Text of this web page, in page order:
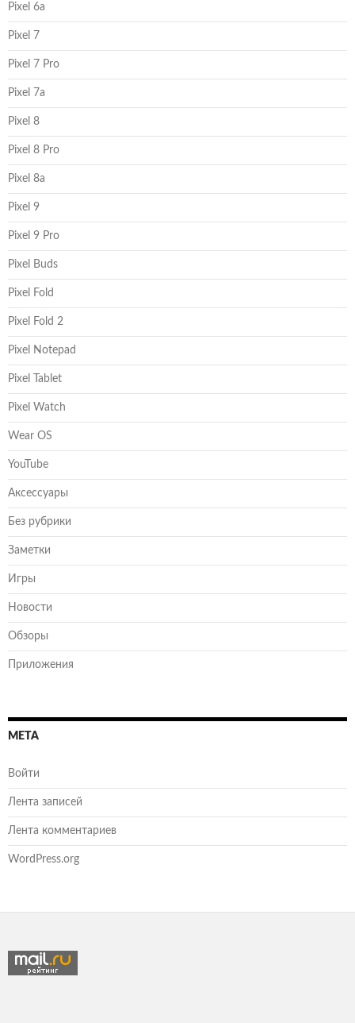
Pixel 6a
Pixel 7
Pixel 7 Pro
Pixel 7a
Pixel 8
Pixel 8 Pro
Pixel 8a
Pixel 9
Pixel 9 Pro
Pixel Buds
Pixel Fold
Pixel Fold 2
Pixel Notepad
Pixel Tablet
Pixel Watch
Wear OS
YouTube
Аксессуары
Без рубрики
Заметки
Игры
Новости
Обзоры
Приложения
МЕТА
Войти
Лента записей
Лента комментариев
WordPress.org